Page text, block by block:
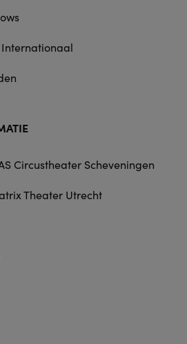
Circustheater Scheveningen
Theater Utrecht